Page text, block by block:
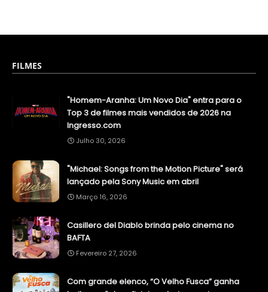
FILMES
"Homem-Aranha: Um Novo Dia" entra para o
Top 3 de filmes mais vendidos de 2026 na
Ingresso.com
Julho 30, 2026
"Michael: Songs from the Motion Picture" será
lançado pela Sony Music em abril
Março 16, 2026
Casillero del Diablo brinda pelo cinema no
BAFTA
Fevereiro 27, 2026
Com grande elenco, “O Velho Fusca” ganha